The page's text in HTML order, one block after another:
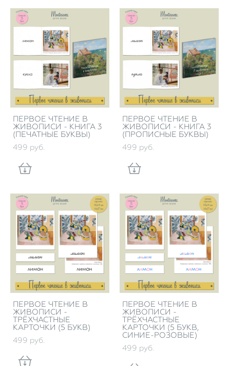
ПЕРВОЕ ЧТЕНИЕ В
ЖИВОПИСИ - КНИГА 3
(ПЕЧАТНЫЕ БУКВЫ)
499 pуб.
ПЕРВОЕ ЧТЕНИЕ В
ЖИВОПИСИ - КНИГА 3
(ПРОПИСНЫЕ БУКВЫ)
499 pуб.
ПЕРВОЕ ЧТЕНИЕ В
ЖИВОПИСИ -
ТРЁХЧАСТНЫЕ
КАРТОЧКИ (5 БУКВ)
499 pуб.
ПЕРВОЕ ЧТЕНИЕ В
ЖИВОПИСИ -
ТРЁХЧАСТНЫЕ
КАРТОЧКИ (5 БУКВ,
СИНИЕ-РОЗОВЫЕ)
499 pуб.